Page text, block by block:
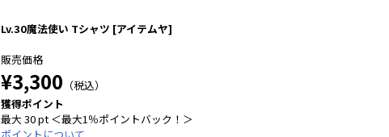
Lv.30魔法使い Tシャツ [アイテムヤ]
販売価格
¥3,300 （税込）
獲得ポイント
最大 30 pt ＜最大1％ポイントバック！＞